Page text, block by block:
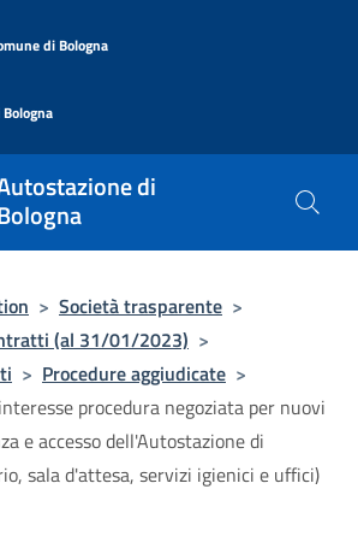
di Bologna
di
> Società trasparente >
(al 31/01/2023) >
> Procedure aggiudicate >
procedura negoziata per nuovi
e accesso dell'Autostazione di
sala d'attesa, servizi igienici e uffici)